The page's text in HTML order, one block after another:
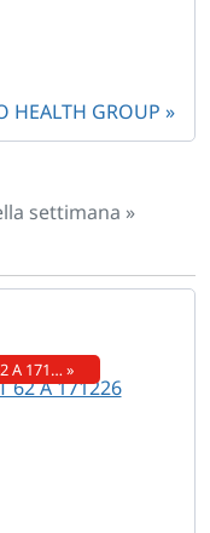
GROUP
settimana »
A 171… »